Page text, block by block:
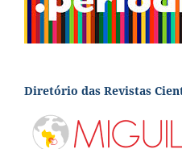
Diretório das Revistas